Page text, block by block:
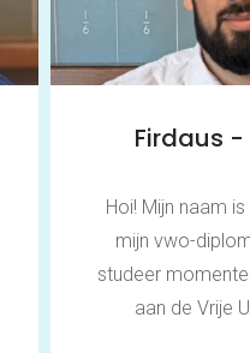
Firdaus
Hoi! Mijn naam
mijn vwo-
studeer
aan de Vrije